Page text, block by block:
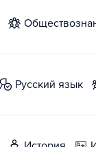
русский язык